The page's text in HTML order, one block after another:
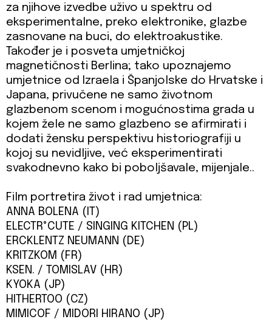
za njihove izvedbe uživo u spektru od
eksperimentalne, preko elektronike, glazbe
zasnovane na buci, do elektroakustike.
Također je i posveta umjetničkoj
magnetičnosti Berlina; tako upoznajemo
umjetnice od Izraela i Španjolske do Hrvatske i
Japana, privučene ne samo životnom
glazbenom scenom i mogućnostima grada u
kojem žele ne samo glazbeno se afirmirati i
dodati žensku perspektivu historiografiji u
kojoj su nevidljive, već eksperimentirati
svakodnevno kako bi poboljšavale, mijenjale..
Film portretira život i rad umjetnica:
ANNA BOLENA (IT)
ELECTR°CUTE / SINGING KITCHEN (PL)
ERCKLENTZ NEUMANN (DE)
KRITZKOM (FR)
KSEN. / TOMISLAV (HR)
KYOKA (JP)
HITHERTOO (CZ)
MIMICOF / MIDORI HIRANO (JP)